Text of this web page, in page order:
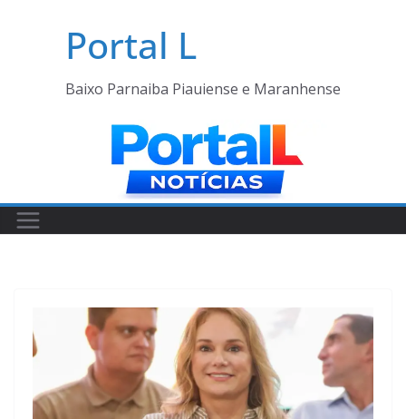
Portal L
Baixo Parnaiba Piauiense e Maranhense